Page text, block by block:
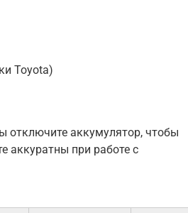
Toyota)
отключите аккумулятор, чтобы
аккуратны при работе с